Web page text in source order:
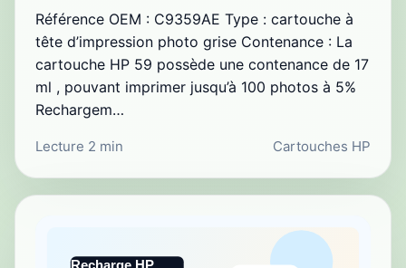
Référence OEM : C9359AE Type : cartouche à
tête d’impression photo grise Contenance : La
cartouche HP 59 possède une contenance de 17
ml , pouvant imprimer jusqu’à 100 photos à 5%
Rechargem…
Lecture 2 min Cartouches HP